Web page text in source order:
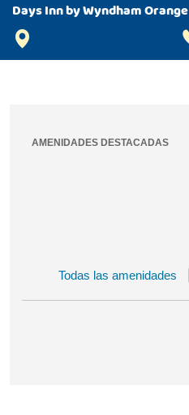
Days Inn by Wyndham Orange
AMENIDADES DESTACADAS
Todas las amenidades